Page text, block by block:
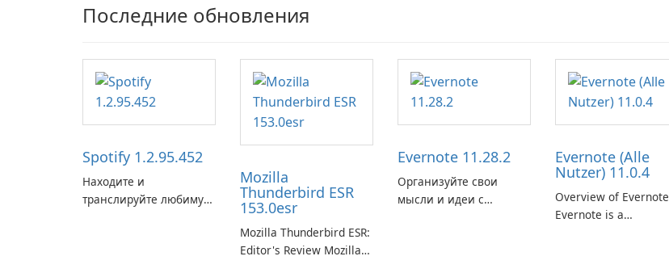
Последние обновления
Spotify 1.2.95.452
Находите и
транслируйте любимую
Mozilla
Thunderbird ESR
153.0esr
Mozilla Thunderbird ESR:
Editor's Review Mozilla
Evernote 11.28.2
Организуйте свои
мысли и идеи с
Evernote (Alle
Nutzer) 11.0.4
Overview of Evernote
Evernote is a